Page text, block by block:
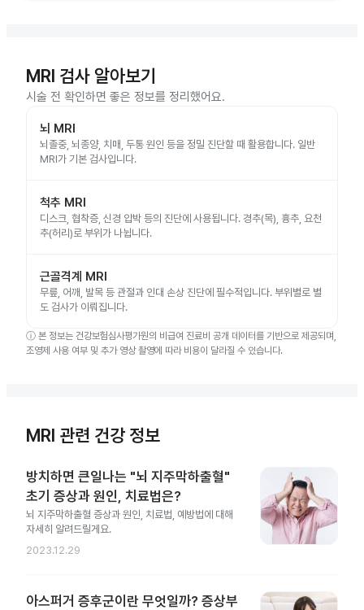
MRI 검사 알아보기
시술 전 확인하면 좋은 정보를 정리했어요.
뇌 MRI
뇌졸중, 뇌종양, 치매, 두통 원인 등을 정밀 진단할 때 활용합니다. 일반
MRI가 기본 검사입니다.
척추 MRI
디스크, 협착증, 신경 압박 등의 진단에 사용됩니다. 경추(목), 흉추, 요천
추(허리)로 부위가 나뉩니다.
근골격계 MRI
무릎, 어깨, 발목 등 관절과 인대 손상 진단에 필수적입니다. 부위별로 별
도 검사가 이뤄집니다.
ⓘ 본 정보는 건강보험심사평가원의 비급여 진료비 공개 데이터를 기반으로 제공되며,
조영제 사용 여부 및 추가 영상 촬영에 따라 비용이 달라질 수 있습니다.
MRI 관련 건강 정보
방치하면 큰일나는 "뇌 지주막하출혈"
초기 증상과 원인, 치료법은?
뇌 지주막하출혈 증상과 원인, 치료법, 예방법에 대해
자세히 알려드릴게요.
2023.12.29
아스퍼거 증후군이란 무엇일까? 증상부